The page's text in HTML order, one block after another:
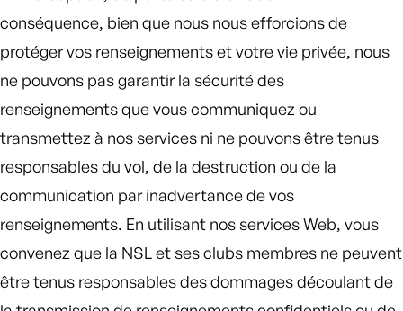
conséquence, bien que nous nous efforcions de
protéger vos renseignements et votre vie privée, nous
ne pouvons pas garantir la sécurité des
renseignements que vous communiquez ou
transmettez à nos services ni ne pouvons être tenus
responsables du vol, de la destruction ou de la
communication par inadvertance de vos
renseignements. En utilisant nos services Web, vous
convenez que la NSL et ses clubs membres ne peuvent
être tenus responsables des dommages découlant de